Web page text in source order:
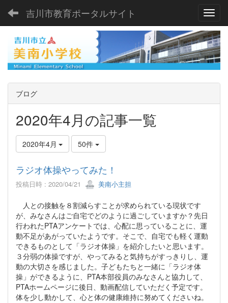
吉川市教育ポータルサイト
ブログ
2020年4月の記事一覧
2020年4月 50件
ラジオ体操やってみた！
投稿日時 : 2020/04/21 美南小主担
人との接触を８割減らすことが求められている現状です
が、みなさんはご自宅でどのように過ごしていますか？先日
行われたPTAアンケートでは、心配に思っていることに、運
動不足があがっていたようです。そこで、自宅でも軽く運動
できるものとして「ラジオ体操」を紹介したいと思います。
３分弱の体操ですが、やってみると気持ちがすっきりし、運
動の大切さを感じました。子どもたちと一緒に「ラジオ体
操」ができるように、PTA本部役員のみなさんと協力して、
PTAホームページに後日、動画配信していただく予定です。
体を少し動かして、心と体の健康維持に努めてくださいね。